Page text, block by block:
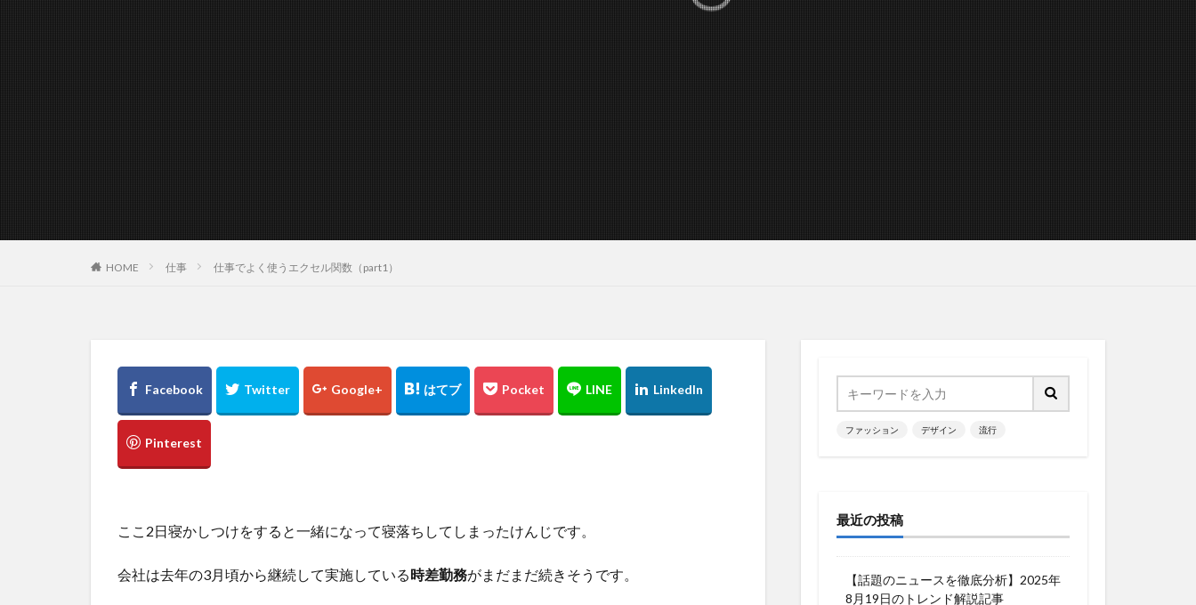
HOME 仕事 仕事でよく使うエクセル関数（part1）
ここ2日寝かしつけをすると一緒になって寝落ちしてしまったけんじです。
会社は去年の3月頃から継続して実施している時差勤務がまだまだ続きそうです。
ファッション デザイン 流行
最近の投稿
【話題のニュースを徹底分析】2025年
8月19日のトレンド解説記事